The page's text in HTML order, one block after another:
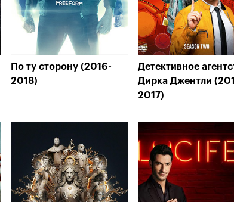
По ту сторону (2016-
2018)
Детективное
Дирка Джентли
2017)